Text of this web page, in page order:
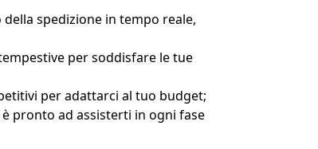
spedizione in tempo reale,
per soddisfare le tue
per adattarci al tuo budget;
pronto ad assisterti in ogni fase